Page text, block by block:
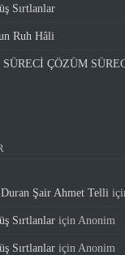
Sırtlanlar
Ruh Hâli
ÇÖZÜM
Şair Ahmet Telli
Sırtlanlar için Anonim
Sırtlanlar için Anonim